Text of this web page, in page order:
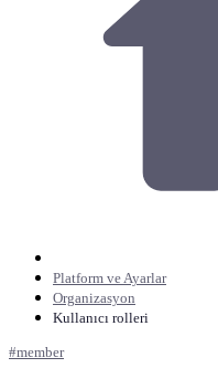
Platform ve Ayarlar
Organizasyon
Kullanıcı rolleri
#member